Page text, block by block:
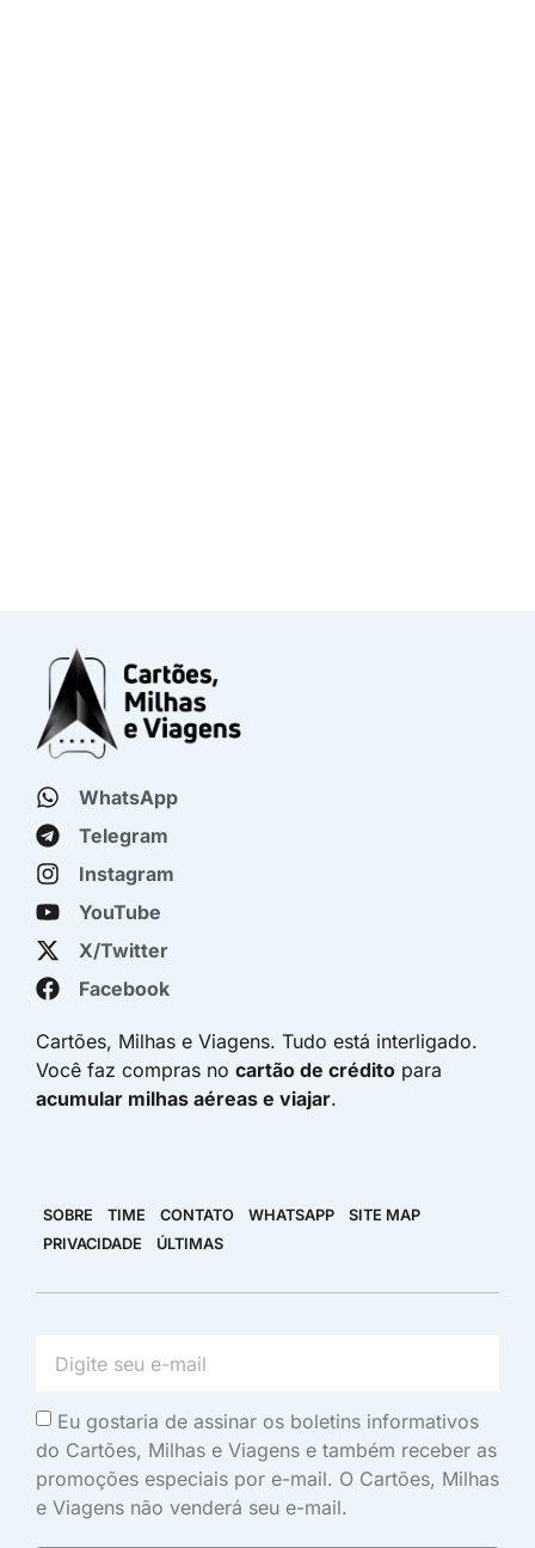
WhatsApp
Telegram
Instagram
YouTube
X/Twitter
Facebook
Cartões, Milhas e Viagens. Tudo está interligado.
Você faz compras no cartão de crédito para
acumular milhas aéreas e viajar.
SOBRE TIME CONTATO WHATSAPP
SITE MAP
PRIVACIDADE
ÚLTIMAS
Eu gostaria de assinar os boletins informativos
do Cartões, Milhas e Viagens e também receber as
promoções especiais por e-mail. O Cartões, Milhas
e Viagens não venderá seu e-mail.